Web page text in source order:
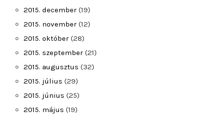
2015. december (19)
2015. november (12)
2015. október (28)
2015. szeptember (21)
2015. augusztus (32)
2015. július (29)
2015. június (25)
2015. május (19)